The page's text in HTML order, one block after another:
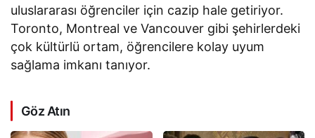
uluslararası öğrenciler için cazip hale getiriyor.
Toronto, Montreal ve Vancouver gibi şehirlerdeki
çok kültürlü ortam, öğrencilere kolay uyum
sağlama imkanı tanıyor.
Göz Atın